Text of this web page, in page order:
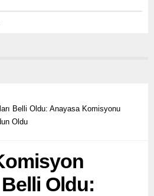
Belli Oldu: Anayasa Komisyonu
Oldu
Oldu: